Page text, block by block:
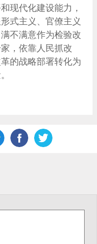
现代化建设能力，
式主义、官僚主义
不满意作为检验改
，依靠人民抓改
的战略部署转化为